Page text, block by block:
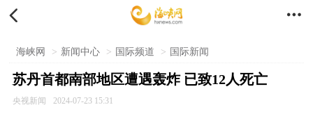
 
海峡网 > 新闻中心 > 国际频道 > 国际新闻
苏丹首都南部地区遭遇轰炸 已致12人死亡
央视新闻 2024-07-23 15:31